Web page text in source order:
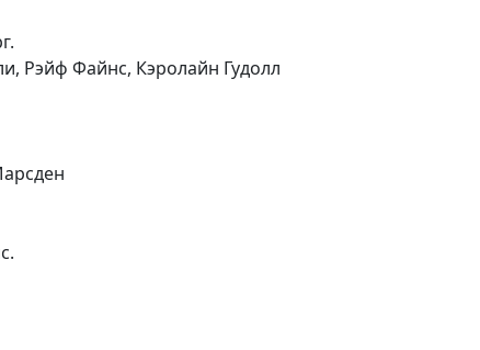
Рэйф Файнс, Кэролайн Гудолл